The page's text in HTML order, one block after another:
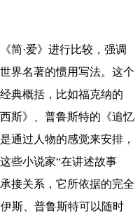
·爱》进行比较，强调
界名著的惯用写法。这个
典概括，比如福克纳的
斯》、普鲁斯特的《追忆
通过人物的感觉来安排，
些小说家“在讲述故事
接关系，它所依据的完全
斯、普鲁斯特可以随时